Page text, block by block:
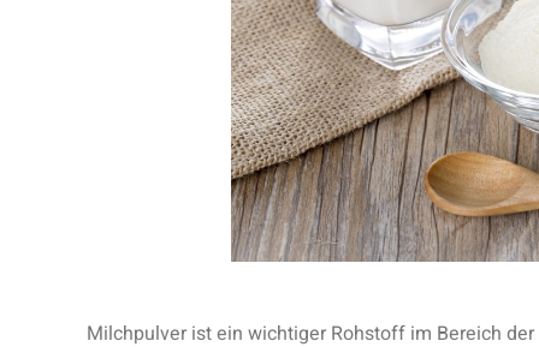
Milchpulver ist ein wichtiger Rohstoff im Bereich